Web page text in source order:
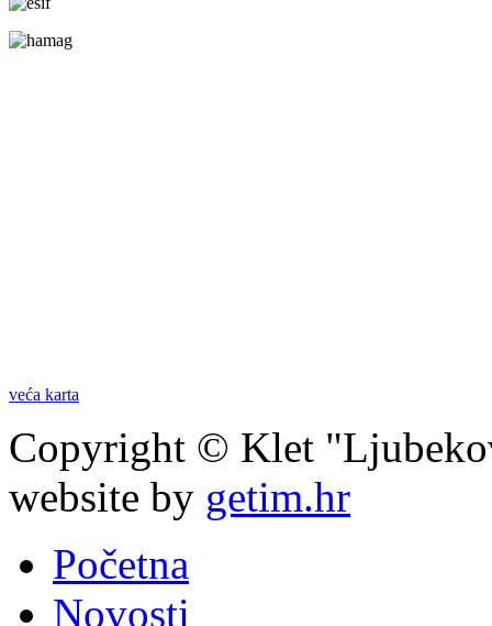
veća karta
Copyright © Klet
website by getim.hr
Početna
Novosti